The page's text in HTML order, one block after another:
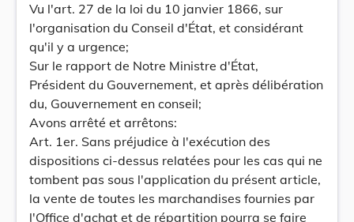
Vu l'art. 27 de la loi du 10 janvier 1866, sur
l'organisation du Conseil d'État, et considérant
qu'il y a urgence;
Sur le rapport de Notre Ministre d'État,
Président du Gouvernement, et après délibération
du, Gouvernement en conseil;
Avons arrêté et arrêtons:
Art. 1er. Sans préjudice à l'exécution des
dispositions ci-dessus relatées pour les cas qui ne
tombent pas sous l'application du présent article,
la vente de toutes les marchandises fournies par
l'Office d'achat et de répartition pourra se faire